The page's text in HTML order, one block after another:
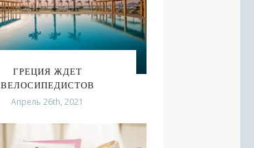
ГРЕЦИЯ ЖДЕТ
ВЕЛОСИПЕДИСТОВ
Апрель 26th, 2021